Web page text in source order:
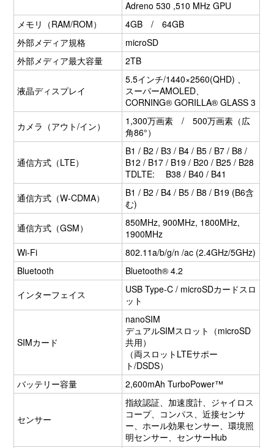
Adreno 530 ,510 MHz GPU
メモリ（RAM/ROM）
4GB / 64GB
外部メディア規格
microSD
外部メディア最大容量
2TB
液晶ディスプレイ
5.5インチ/1440×2560(QHD) 、
スーパーAMOLED、
CORNING® GORILLA® GLASS 3
カメラ（アウト/イン）
1,300万画素 / 500万画素（広
角86°）
通信方式（LTE）
B1 / B2 / B3 / B4 / B5 / B7 / B8 /
B12 / B17 / B19 / B20 / B25 / B28
TDLTE: B38 / B40 / B41
通信方式（W-CDMA）
B1 / B2 / B4 / B5 / B8 / B19 (B6含
む)
通信方式（GSM）
850MHz, 900MHz, 1800MHz,
1900MHz
Wi-Fi
802.11a/b/g/n /ac (2.4GHz/5GHz)
Bluetooth
Bluetooth® 4.2
インターフェイス
USB Type-C / microSDカードスロ
ット
SIMカード
nanoSIM
デュアルSIMスロット（microSD
共用）
（両スロットLTEサポー
ト/DSDS）
バッテリー容量
2,600mAh TurboPower™
センサー
指紋認証、加速度計、ジャイロス
コープ、コンパス、近接センサ
ー、ホール効果センサー、環境照
明センサー、センサーHub